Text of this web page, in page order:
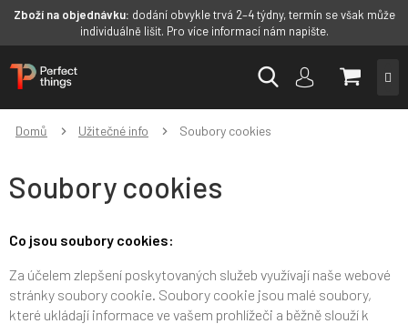
Zboží na objednávku: dodání obvykle trvá 2–4 týdny, termín se však může
individuálně lišit. Pro více informací nám napište.
na
obsah
KOŠÍK
Domů Užitečné info Soubory cookies
Soubory cookies
Co jsou soubory cookies:
Za účelem zlepšení poskytovaných služeb využívají naše webové
stránky soubory cookie. Soubory cookie jsou malé soubory,
které ukládají informace ve vašem prohlížeči a běžně slouží k